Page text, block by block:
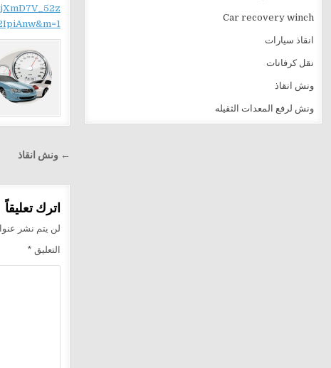
تصفّح
← ونش انقاذ
اترك تعليقاً
لن يتم نشر
التعليق *
Car recovery winch
انقاذ سيارات
نقل كرفانات
ونش انقاذ
ونش لرفع المعدات الثقيله